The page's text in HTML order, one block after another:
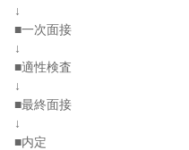
↓
■一次面接
↓
■適性検査
↓
■最終面接
↓
■内定